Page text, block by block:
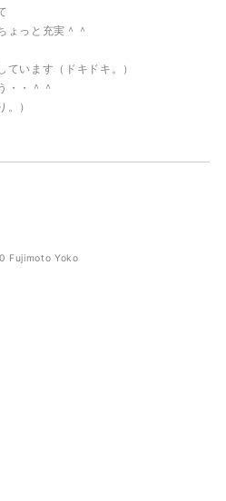
ょっと充実＾＾
います（ドキドキ。）
・・＾＾
。）
Fujimoto Yoko